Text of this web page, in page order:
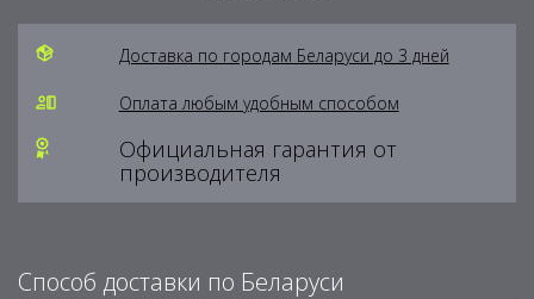
Доставка по городам Беларуси до 3 дней
Оплата любым удобным способом
Официальная гарантия от
производителя
Способ доставки по Беларуси